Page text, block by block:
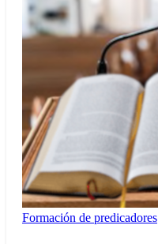
Formación de predicadores